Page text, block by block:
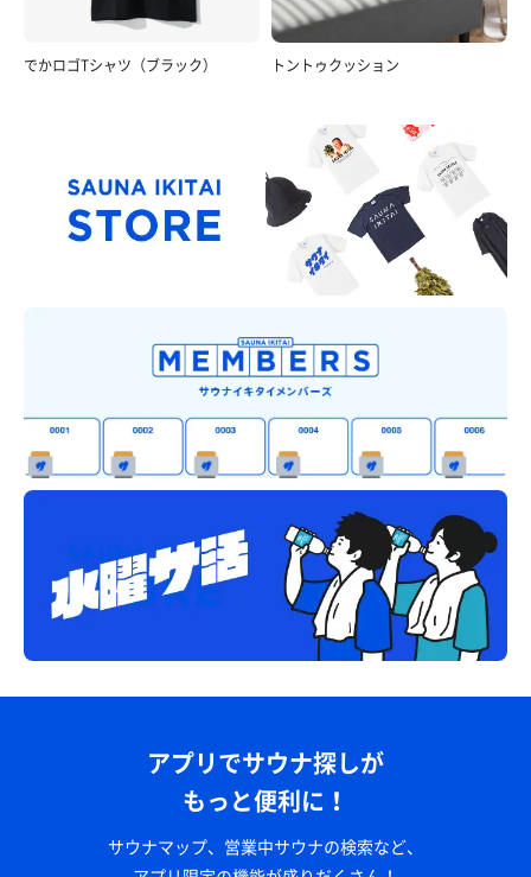
でかロゴTシャツ（ブラック） トントゥクッション
アプリでサウナ探しが
もっと便利に！
サウナマップ、営業中サウナの検索など、